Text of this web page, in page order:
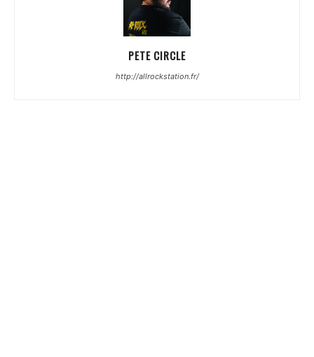
PETE CIRCLE
http://allrockstation.fr/